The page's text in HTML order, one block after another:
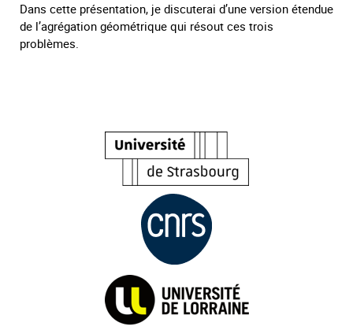
Dans cette présentation, je discuterai d’une version étendue
de l’agrégation géométrique qui résout ces trois
problèmes.